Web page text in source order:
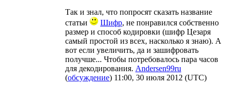
Так и знал, что попросят сказать название
статьи
Шифр, не понравился собственно
размер и способ кодировки (шифр Цезаря
самый простой из всех, насколько я знаю). А
вот если увеличить, да и зашифровать
получше... Чтобы потребовалось пара часов
для декодирования. Andersen99ru
(обсуждение) 11:00, 30 июля 2012 (UTC)